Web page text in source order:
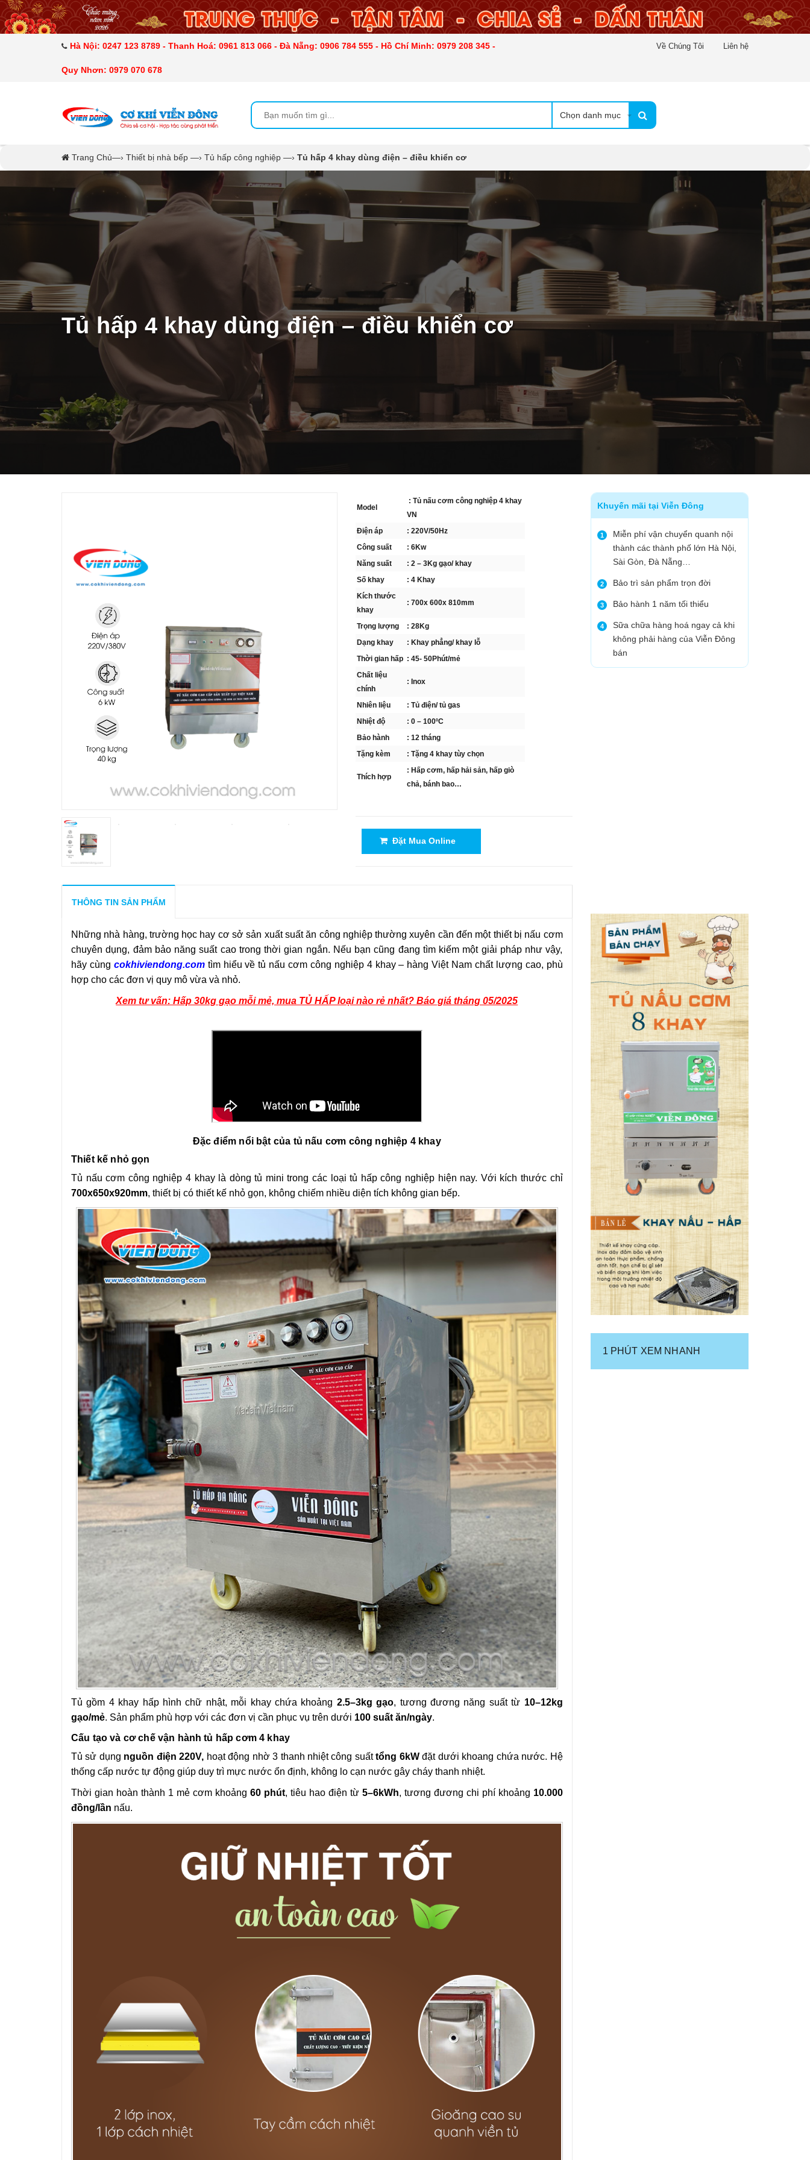
Hà Nội: 0247 123 8789 - Thanh Hoá: 0961 813 066 - Đà Nẵng: 0906 784 555 - Hồ Chí Minh: 0979 208 345 -
Quy Nhơn: 0979 070 678
Về Chúng Tôi Liên hệ
Chọn danh mục
Trang Chủ—› Thiết bị nhà bếp —› Tủ hấp công nghiệp —› Tủ hấp 4 khay dùng điện – điều khiển cơ
Tủ hấp 4 khay dùng điện – điều khiển cơ
Model
: Tủ nấu cơm công nghiệp 4 khay
VN
Điện áp
: 220V/50Hz
Công suất
: 6Kw
Năng suất
: 2 – 3Kg gạo/ khay
Số khay
: 4 Khay
Kích thước
khay
: 700x 600x 810mm
Trọng lượng
: 28Kg
Dạng khay
: Khay phẳng/ khay lỗ
Thời gian hấp : 45- 50Phút/mẻ
Chất liệu
chính
: Inox
Nhiên liệu
: Tủ điện/ tủ gas
Nhiệt độ
: 0 – 1000C
Bảo hành
: 12 tháng
Tặng kèm
: Tặng 4 khay tùy chọn
Thích hợp
: Hấp cơm, hấp hải sản, hấp giò
chả, bánh bao…
Đặt Mua Online
Khuyến mãi tại Viễn Đông
1
Miễn phí vận chuyển quanh nội
thành các thành phố lớn Hà Nội,
Sài Gòn, Đà Nẵng…
2 Bảo trì sản phẩm trọn đời
3 Bảo hành 1 năm tối thiểu
4
Sữa chữa hàng hoá ngay cả khi
không phải hàng của Viễn Đông
bán
THÔNG TIN SẢN PHẨM
Những nhà hàng, trường học hay cơ sở sản xuất suất ăn công nghiệp thường xuyên cần đến một thiết bị nấu cơm
chuyên dụng, đảm bảo năng suất cao trong thời gian ngắn. Nếu bạn cũng đang tìm kiếm một giải pháp như vậy,
hãy cùng cokhiviendong.comtìm hiểu về tủ nấu cơm công nghiệp 4 khay – hàng Việt Nam chất lượng cao, phù
hợp cho các đơn vị quy mô vừa và nhỏ.
Xem tư vấn: Hấp 30kg gạo mỗi mẻ, mua TỦ HẤP loại nào rẻ nhất? Báo giá tháng 05/2025
Đặc điểm nổi bật của tủ nấu cơm công nghiệp 4 khay
Thiết kế nhỏ gọn
Tủ nấu cơm công nghiệp 4 khay là dòng tủ mini trong các loại tủ hấp công nghiệp hiện nay. Với kích thước chỉ
700x650x920mm, thiết bị có thiết kế nhỏ gọn, không chiếm nhiều diện tích không gian bếp.
Tủ gồm 4 khay hấp hình chữ nhật, mỗi khay chứa khoảng 2.5–3kg gạo, tương đương năng suất từ 10–12kg
gạo/mẻ. Sản phẩm phù hợp với các đơn vị cần phục vụ trên dưới 100 suất ăn/ngày.
Cấu tạo và cơ chế vận hành tủ hấp cơm 4 khay
Tủ sử dụng nguồn điện 220V, hoạt động nhờ 3 thanh nhiệt công suấttổng 6kWđặt dưới khoang chứa nước. Hệ
thống cấp nước tự động giúp duy trì mực nước ổn định, không lo cạn nước gây cháy thanh nhiệt.
Thời gian hoàn thành 1 mẻ cơm khoảng 60 phút, tiêu hao điện từ 5–6kWh, tương đương chi phí khoảng 10.000
đồng/lần nấu.
1 PHÚT XEM NHANH
DANH MỤC SẢN PHẨM
MÁY ÉP MÍA TẠO BỌT
MÁY RỬA BÁT SIÊU ÂM
MÁY SẤY THỰC PHẨM CÔNG NGHIỆP
THIẾT BỊ NHÀ BẾP CAO CẤP
MÁY CHẾ BIẾN THỰC PHẨM
MÁY CHẾ BIẾN NÔNG SẢN
THIẾT BỊ LÀM ĐỒ ĂN NHANH
THIẾT BỊ LÀM BÁNH
MÁY ĐÓNG GÓI THỰC PHẨM